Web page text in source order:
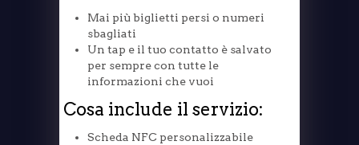
Mai più biglietti persi o numeri
sbagliati
Un tap e il tuo contatto è salvato
per sempre con tutte le
informazioni che vuoi
Cosa include il servizio:
Scheda NFC personalizzabile